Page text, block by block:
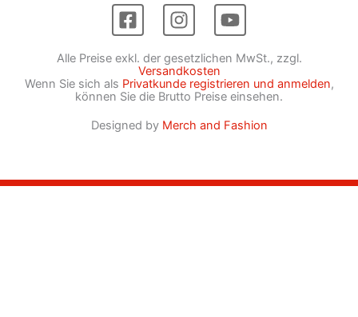
F
a
c
e
b
o
o
s
I
n
s
t
a
g
r
Y
o
u
t
u
b
e
Alle Preise exkl. der gesetzlichen MwSt., zzgl.
Versandkosten
Wenn Sie sich als Privatkunde registrieren und anmelden,
können Sie die Brutto Preise einsehen.
Designed by Merch and Fashion